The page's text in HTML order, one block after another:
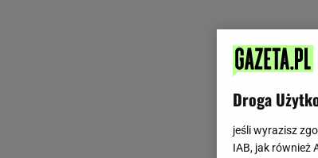
Droga
jeśli wyrazisz
IAB, jak również